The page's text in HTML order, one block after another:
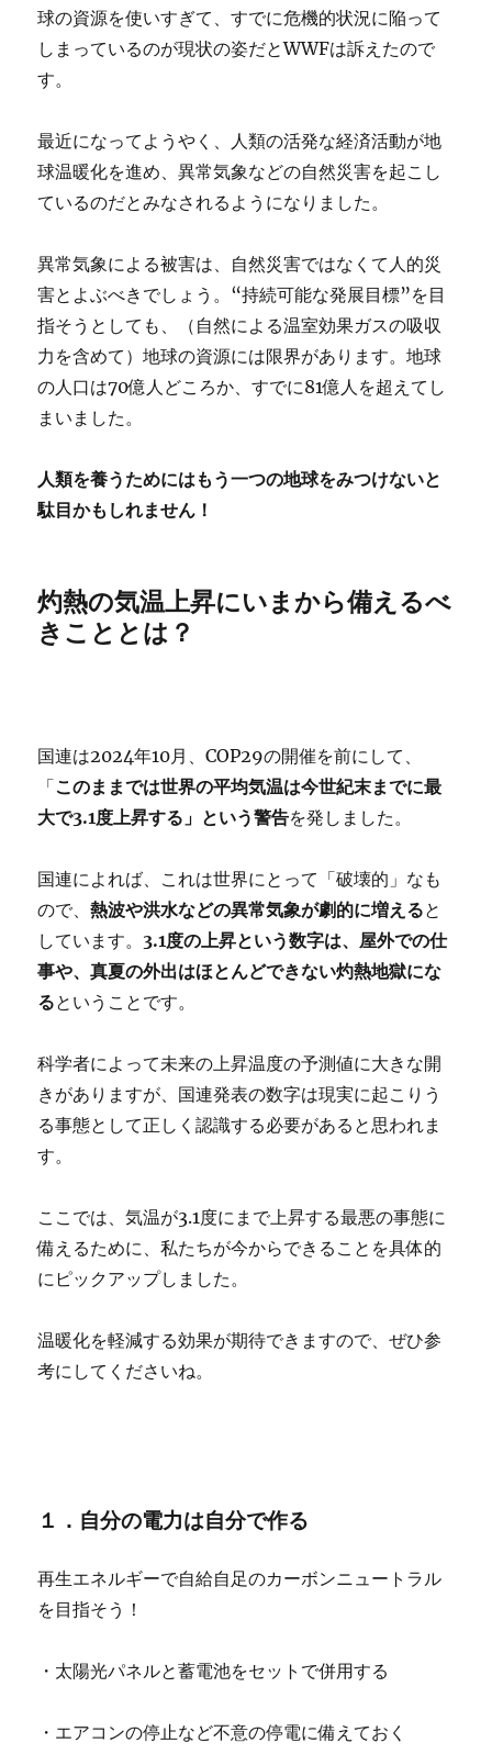
球の資源を使いすぎて、すでに危機的状況に陥って
しまっているのが現状の姿だとWWFは訴えたので
す。
最近になってようやく、人類の活発な経済活動が地
球温暖化を進め、異常気象などの自然災害を起こし
ているのだとみなされるようになりました。
異常気象による被害は、自然災害ではなくて人的災
害とよぶべきでしょう。“持続可能な発展目標”を目
指そうとしても、（自然による温室効果ガスの吸収
力を含めて）地球の資源には限界があります。地球
の人口は70億人どころか、すでに81億人を超えてし
まいました。
人類を養うためにはもう一つの地球をみつけないと
駄目かもしれません！
灼熱の気温上昇にいまから備えるべ
きこととは？
国連は2024年10月、COP29の開催を前にして、
「このままでは世界の平均気温は今世紀末までに最
大で3.1度上昇する」という警告を発しました。
国連によれば、これは世界にとって「破壊的」なも
ので、熱波や洪水などの異常気象が劇的に増えると
しています。 3.1度の上昇という数字は、屋外での仕
事や、真夏の外出はほとんどできない灼熱地獄にな
るということです。
科学者によって未来の上昇温度の予測値に大きな開
きがありますが、国連発表の数字は現実に起こりう
る事態として正しく認識する必要があると思われま
す。
ここでは、気温が3.1度にまで上昇する最悪の事態に
備えるために、私たちが今からできることを具体的
にピックアップしました。
温暖化を軽減する効果が期待できますので、ぜひ参
考にしてくださいね。
１．自分の電力は自分で作る
再生エネルギーで自給自足のカーボンニュートラル
を目指そう！
・太陽光パネルと蓄電池をセットで併用する
・エアコンの停止など不意の停電に備えておく